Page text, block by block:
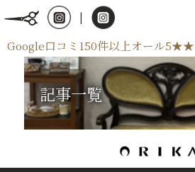
|
Google口コミ150件以上オール
記事一覧